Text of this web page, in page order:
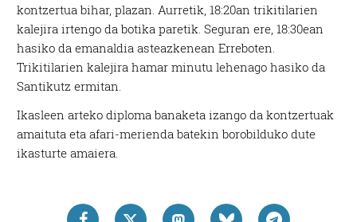
kontzertua bihar, plazan. Aurretik, 18:20an trikitilarien
kalejira irtengo da botika paretik. Seguran ere, 18:30ean
hasiko da emanaldia asteazkenean Erreboten.
Trikitilarien kalejira hamar minutu lehenago hasiko da
Santikutz ermitan.
Ikasleen arteko diploma banaketa izango da kontzertuak
amaituta eta afari-merienda batekin borobilduko dute
ikasturte amaiera.